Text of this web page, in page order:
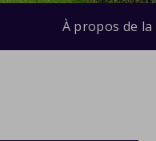
À propos de la